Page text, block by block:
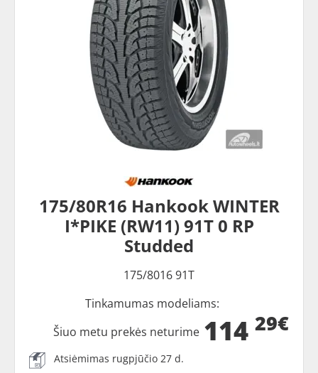
175/80R16 Hankook WINTER
I*PIKE (RW11) 91T 0 RP
Studded
175/8016 91T
Tinkamumas modeliams:
114 29€
Šiuo metu prekės neturime
Atsiėmimas rugpjūčio 27 d.